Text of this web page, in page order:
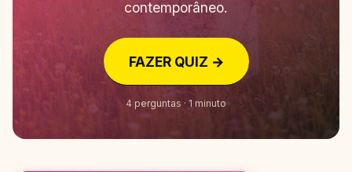
contemporâneo.
FAZER QUIZ →
4 perguntas · 1 minuto